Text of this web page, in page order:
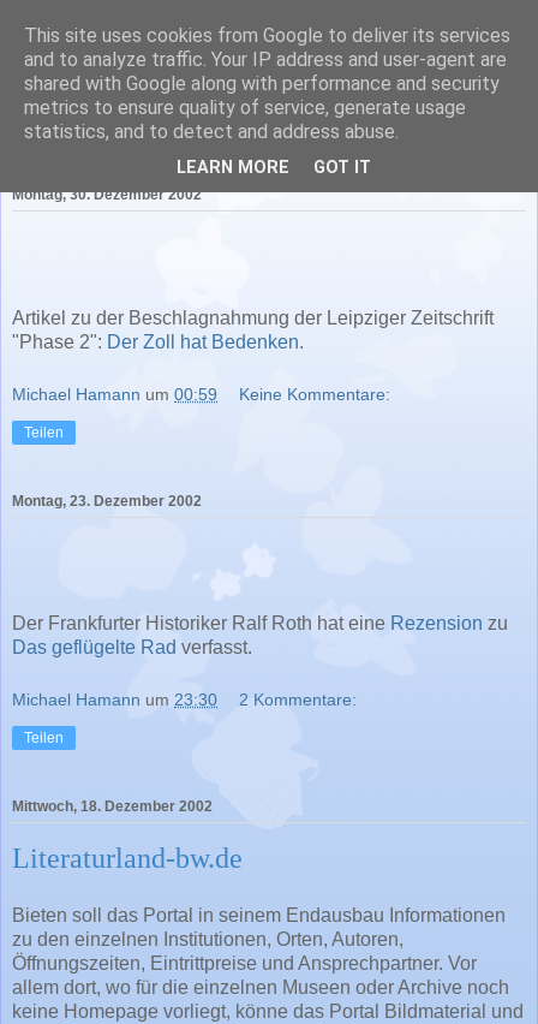
Literatur in Baden-
Württemberg
Montag, 30. Dezember 2002
Artikel zu der Beschlagnahmung der Leipziger Zeitschrift
"Phase 2": Der Zoll hat Bedenken.
Michael Hamann um 00:59 Keine Kommentare:
Teilen
Montag, 23. Dezember 2002
Der Frankfurter Historiker Ralf Roth hat eine Rezension zu
Das geflügelte Rad verfasst.
Michael Hamann um 23:30 2 Kommentare:
Teilen
Mittwoch, 18. Dezember 2002
Literaturland-bw.de
Bieten soll das Portal in seinem Endausbau Informationen
zu den einzelnen Institutionen, Orten, Autoren,
Öffnungszeiten, Eintrittpreise und Ansprechpartner. Vor
allem dort, wo für die einzelnen Museen oder Archive noch
keine Homepage vorliegt, könne das Portal Bildmaterial und
This site uses cookies from Google to deliver its services
and to analyze traffic. Your IP address and user-agent are
shared with Google along with performance and security
metrics to ensure quality of service, generate usage
statistics, and to detect and address abuse.
LEARN MORE GOT IT